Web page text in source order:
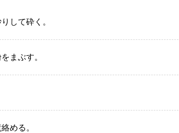
して砕く。
まぶす。
める。